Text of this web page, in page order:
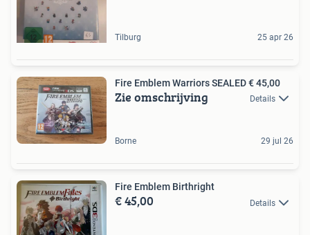
Tilburg 25 apr 26
Fire Emblem Warriors SEALED € 45,00
Zie omschrijving Details
Borne 29 jul 26
Fire Emblem Birthright
€ 45,00 Details